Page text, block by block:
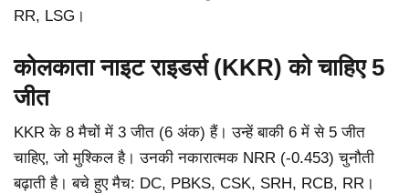
RR, LSG।
कोलकाता नाइट राइडर्स (KKR) को चाहिए 5
जीत
KKR के 8 मैचों में 3 जीत (6 अंक) हैं। उन्हें बाकी 6 में से 5 जीत
चाहिए, जो मुश्किल है। उनकी नकारात्मक NRR (-0.453) चुनौती
बढ़ाती है। बचे हुए मैच: DC, PBKS, CSK, SRH, RCB, RR।